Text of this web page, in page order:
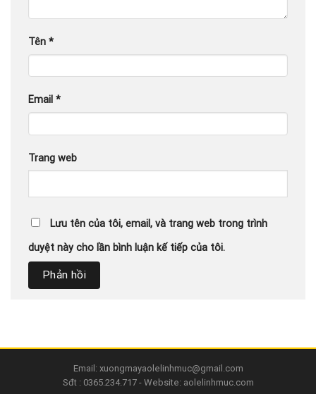
Tên *
Email *
Trang web
Lưu tên của tôi, email, và trang web trong trình
duyệt này cho lần bình luận kế tiếp của tôi.
Email: xuongmayaolelinhmuc@gmail.com
Sđt : 0365.234.717 - Website: aolelinhmuc.com